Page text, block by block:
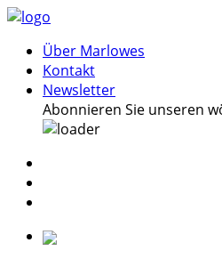
Über Marlowes
Kontakt
Newsletter
Abonnieren Sie unseren